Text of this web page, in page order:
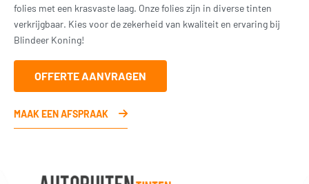
folies met een krasvaste laag. Onze folies zijn in diverse tinten
verkrijgbaar. Kies voor de zekerheid van kwaliteit en ervaring bij
Blindeer Koning!
OFFERTE AANVRAGEN
MAAK EEN AFSPRAAK